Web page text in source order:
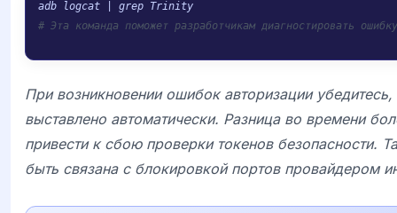
# Эта команда поможет разработчикам диагностировать
При возникновении ошибок авторизации
выставлено автоматически. Разница во времени
привести к сбою проверки токенов безопасности.
быть связана с блокировкой портов провайдером